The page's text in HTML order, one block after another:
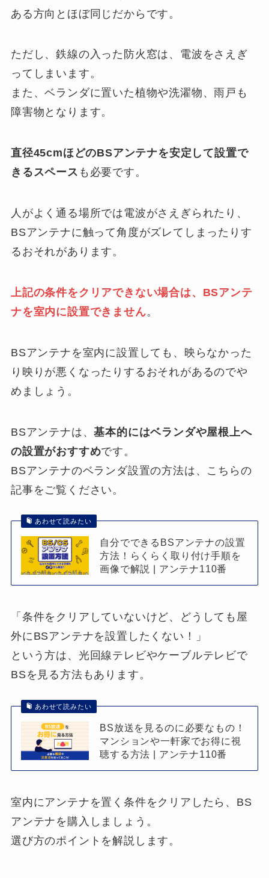
ある方向とほぼ同じだからです。
ただし、鉄線の入った防火窓は、電波をさえぎ
ってしまいます。
また、ベランダに置いた植物や洗濯物、雨戸も
障害物となります。
直径45cmほどのBSアンテナを安定して設置で
きるスペース も必要です。
人がよく通る場所では電波がさえぎられたり、
BSアンテナに触って角度がズレてしまったりす
るおそれがあります。
上記の条件をクリアできない場合は、BSアンテ
ナを室内に設置できません。
BSアンテナを室内に設置しても、映らなかった
り映りが悪くなったりするおそれがあるのでや
めましょう。
BSアンテナは、基本的にはベランダや屋根上へ
の設置がおすすめです。
BSアンテナのベランダ設置の方法は、こちらの
記事をご覧ください。
あわせて読みたい
自分でできるBSアンテナの設置
方法！らくらく取り付け手順を
画像で解説 | アンテナ110番
「条件をクリアしていないけど、どうしても屋
外にBSアンテナを設置したくない！」
という方は、光回線テレビやケーブルテレビで
BSを見る方法もあります。
あわせて読みたい
BS放送を見るのに必要なもの！
マンションや一軒家でお得に視
聴する方法 | アンテナ110番
室内にアンテナを置く条件をクリアしたら、BS
アンテナを購入しましょう。
選び方のポイントを解説します。